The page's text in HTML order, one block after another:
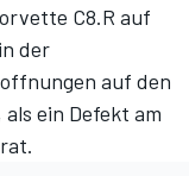
C8.R auf
der
auf den
ein Defekt am